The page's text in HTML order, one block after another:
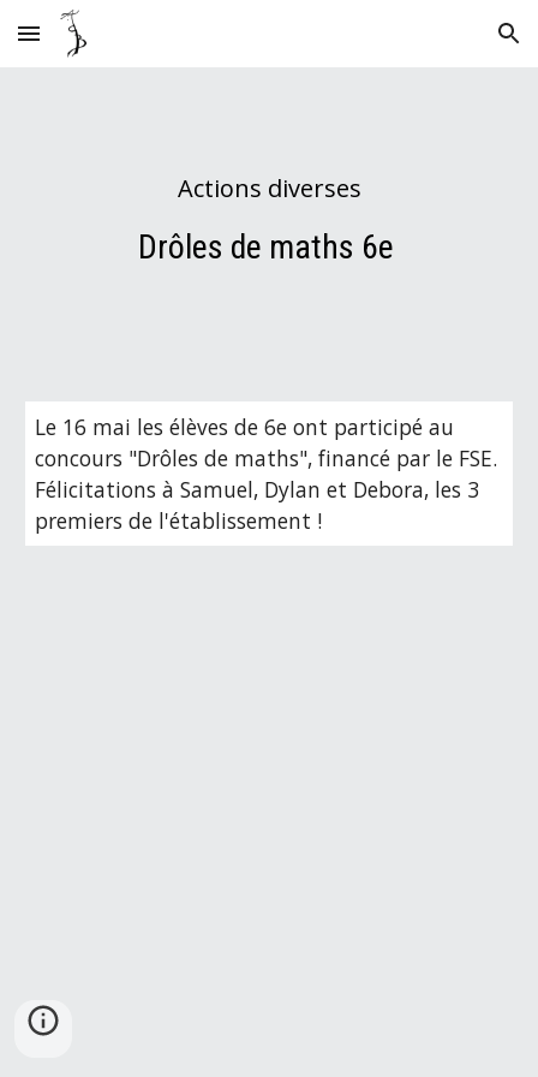
Skip to main content Skip to navigation
Actions diverses
Drôles de maths 6e
Le 16 mai les élèves de 6e ont participé au
concours "Drôles de maths", financé par le FSE.
Félicitations à Samuel, Dylan et Debora, les 3
premiers de l'établissement !